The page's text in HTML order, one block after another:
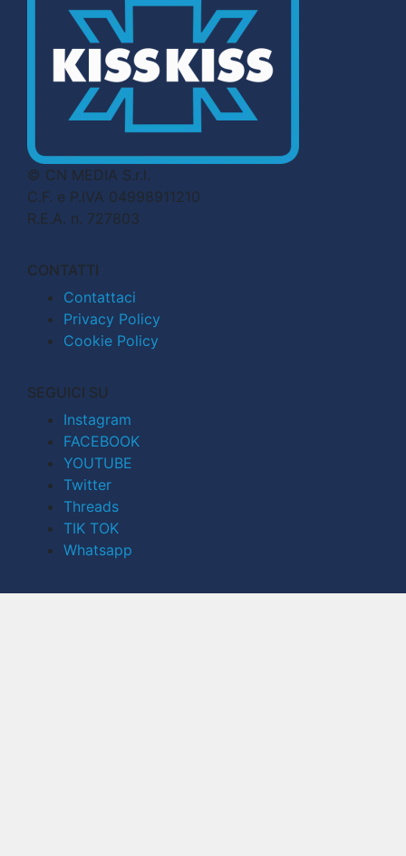
© CN MEDIA S.r.l.
C.F. e P.IVA 04998911210
R.E.A. n. 727803
CONTATTI
Contattaci
Privacy Policy
Cookie Policy
SEGUICI SU
Instagram
FACEBOOK
YOUTUBE
Twitter
Threads
TIK TOK
Whatsapp